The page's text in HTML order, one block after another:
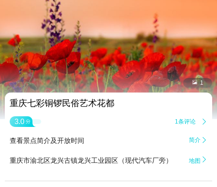
 1
重庆七彩铜锣民俗艺术花都
3.0 分 1条评论 
查看景点简介及开放时间 简介 
重庆市渝北区龙兴古镇龙兴工业园区（现代汽车厂旁） 地图 